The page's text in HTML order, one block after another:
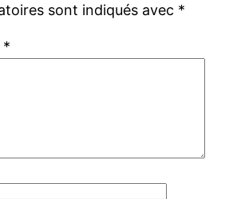
sont indiqués avec *
*